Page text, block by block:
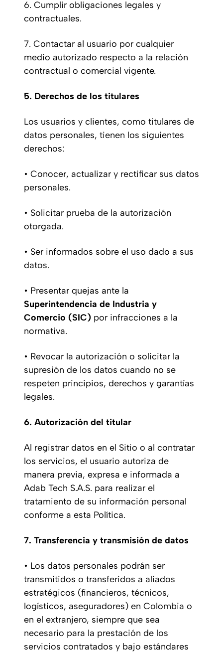
6. Cumplir obligaciones legales y
contractuales.
7. Contactar al usuario por cualquier
medio autorizado respecto a la relación
contractual o comercial vigente.
5. Derechos de los titulares
Los usuarios y clientes, como titulares de
datos personales, tienen los siguientes
derechos:
• Conocer, actualizar y rectificar sus datos
personales.
• Solicitar prueba de la autorización
otorgada.
• Ser informados sobre el uso dado a sus
datos.
• Presentar quejas ante la
Superintendencia de Industria y
Comercio (SIC) por infracciones a la
normativa.
• Revocar la autorización o solicitar la
supresión de los datos cuando no se
respeten principios, derechos y garantías
legales.
6. Autorización del titular
Al registrar datos en el Sitio o al contratar
los servicios, el usuario autoriza de
manera previa, expresa e informada a
Adab Tech S.A.S. para realizar el
tratamiento de su información personal
conforme a esta Política.
7. Transferencia y transmisión de datos
• Los datos personales podrán ser
transmitidos o transferidos a aliados
estratégicos (financieros, técnicos,
logísticos, aseguradores) en Colombia o
en el extranjero, siempre que sea
necesario para la prestación de los
servicios contratados y bajo estándares